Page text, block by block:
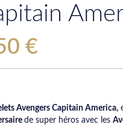
€
Avengers Capitain America,
de super héros avec les